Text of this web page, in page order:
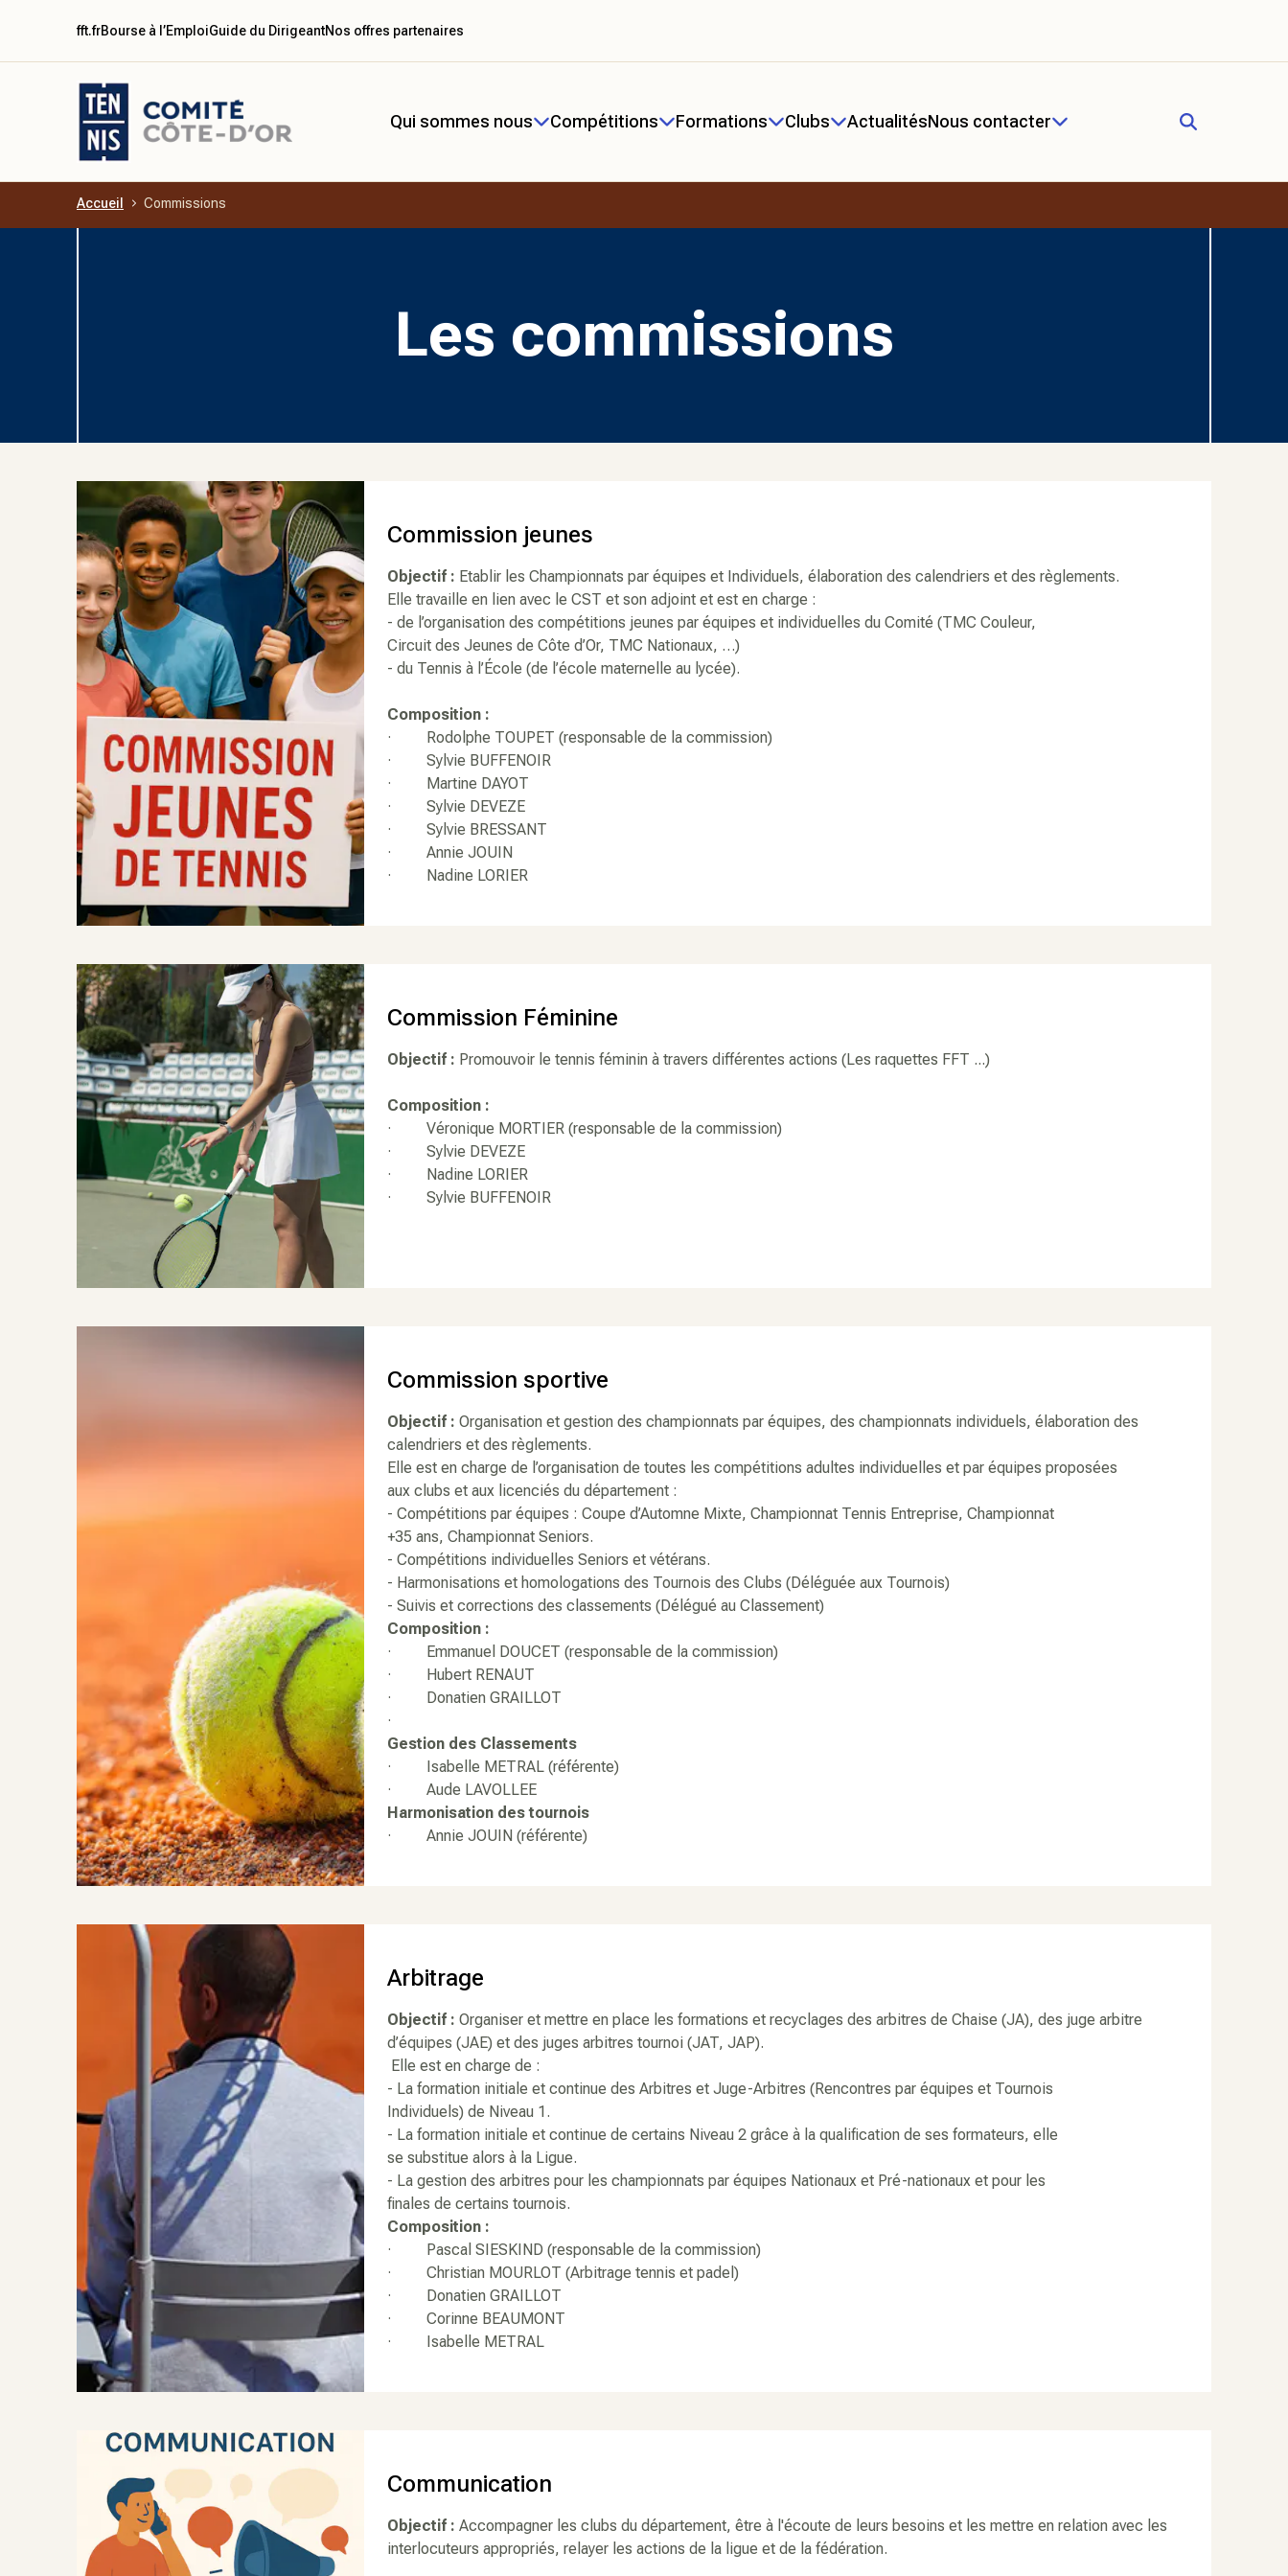
Aller au contenu principal
Qui sommes nous Compétitions Formations Clubs ActualitésNous contacter
fft.frBourse à l’EmploiGuide du DirigeantNos offres partenaires
Accueil Commissions
Les commissions
Commission jeunes
Objectif : Etablir les Championnats par équipes et Individuels, élaboration des calendriers et des règlements.
Elle travaille en lien avec le CST et son adjoint et est en charge :
- de l’organisation des compétitions jeunes par équipes et individuelles du Comité (TMC Couleur,
Circuit des Jeunes de Côte d’Or, TMC Nationaux, …)
- du Tennis à l’École (de l’école maternelle au lycée).
Composition :
· Rodolphe TOUPET (responsable de la commission)
· Sylvie BUFFENOIR
· Martine DAYOT
· Sylvie DEVEZE
· Sylvie BRESSANT
· Annie JOUIN
· Nadine LORIER
Commission Féminine
Objectif : Promouvoir le tennis féminin à travers différentes actions (Les raquettes FFT ...)
Composition :
· Véronique MORTIER (responsable de la commission)
· Sylvie DEVEZE
· Nadine LORIER
· Sylvie BUFFENOIR
Commission sportive
Objectif : Organisation et gestion des championnats par équipes, des championnats individuels, élaboration des
calendriers et des règlements.
Elle est en charge de l’organisation de toutes les compétitions adultes individuelles et par équipes proposées
aux clubs et aux licenciés du département :
- Compétitions par équipes : Coupe d’Automne Mixte, Championnat Tennis Entreprise, Championnat
+35 ans, Championnat Seniors.
- Compétitions individuelles Seniors et vétérans.
- Harmonisations et homologations des Tournois des Clubs (Déléguée aux Tournois)
- Suivis et corrections des classements (Délégué au Classement)
Composition :
· Emmanuel DOUCET (responsable de la commission)
· Hubert RENAUT
· Donatien GRAILLOT
·
Gestion des Classements
· Isabelle METRAL (référente)
· Aude LAVOLLEE
Harmonisation des tournois
· Annie JOUIN (référente)
Arbitrage
Objectif : Organiser et mettre en place les formations et recyclages des arbitres de Chaise (JA), des juge arbitre
d’équipes (JAE) et des juges arbitres tournoi (JAT, JAP).
Elle est en charge de :
- La formation initiale et continue des Arbitres et Juge-Arbitres (Rencontres par équipes et Tournois
Individuels) de Niveau 1.
- La formation initiale et continue de certains Niveau 2 grâce à la qualification de ses formateurs, elle
se substitue alors à la Ligue.
- La gestion des arbitres pour les championnats par équipes Nationaux et Pré-nationaux et pour les
finales de certains tournois.
Composition :
· Pascal SIESKIND (responsable de la commission)
· Christian MOURLOT (Arbitrage tennis et padel)
· Donatien GRAILLOT
· Corinne BEAUMONT
· Isabelle METRAL
Communication
Objectif : Accompagner les clubs du département, être à l'écoute de leurs besoins et les mettre en relation avec les
interlocuteurs appropriés, relayer les actions de la ligue et de la fédération.